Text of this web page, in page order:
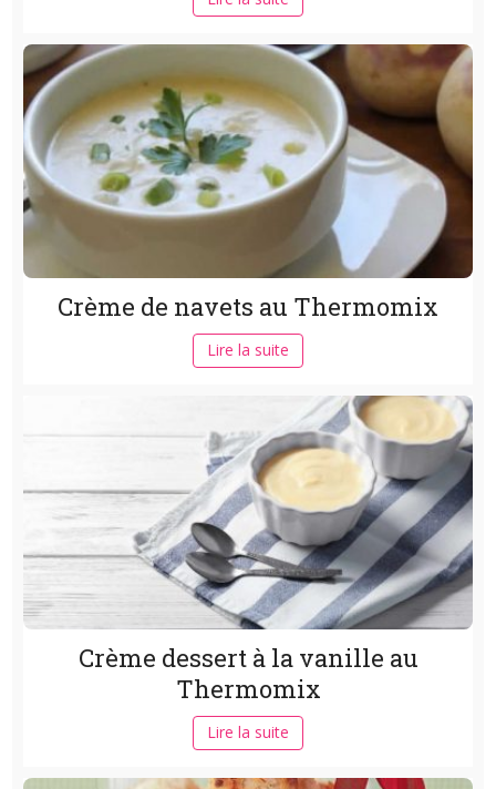
Crème de navets au Thermomix
Lire la suite
Crème dessert à la vanille au
Thermomix
Lire la suite